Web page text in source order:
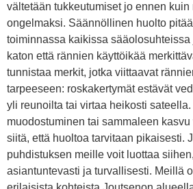
vältetään tukkeutumiset jo ennen
ongelmaksi. Säännöllinen huolto
toiminnassa kaikissa
katon että rännien käyttöikää
tunnistaa merkit, jotka viittaavat
tarpeeseen: roskakertymät estävät
yli reunoilta tai virtaa heikosti
muodostuminen tai sammaleen
siitä, että huoltoa tarvitaan pikaisesti.
puhdistuksen meille voit luottaa
asiantuntevasti ja turvallisesti. Meillä